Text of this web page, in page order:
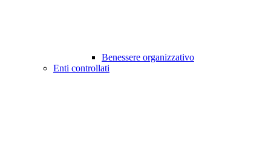
Benessere organizzativo
Enti controllati